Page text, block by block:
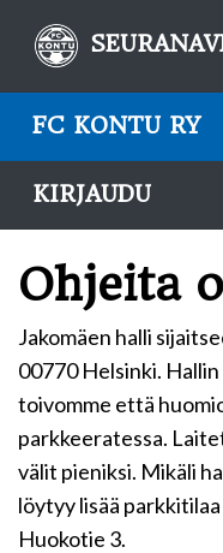
FC KONTU RY
KIRJAUDU
Ohjeita
Jakomäen halli
00770 Helsinki.
toivomme että
parkkeeratessa.
välit pieniksi. Mikäli
löytyy lisää
Huokotie 3.